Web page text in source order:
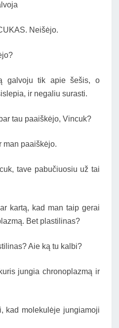
Neišėjo.
galvoju tik apie šešis, o
ir negaliu surasti.
tau paaiškėjo, Vincuk?
man paaiškėjo.
tave pabučiuosiu už tai
kartą, kad man taip gerai
Bet plastilinas?
Aie ką tu kalbi?
jungia chronoplazmą ir
kad molekulėje jungiamoji